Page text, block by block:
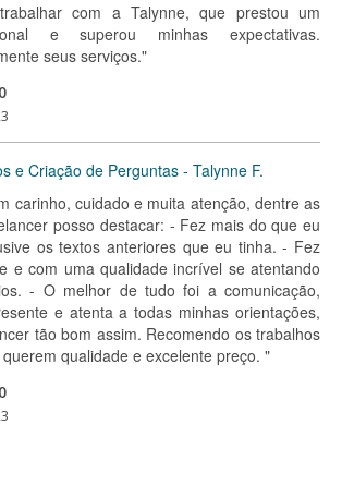
com a Talynne, que prestou um
e superou minhas expectativas.
seus serviços."
e Criação de Perguntas - Talynne F.
carinho, cuidado e muita atenção, dentre as
posso destacar: - Fez mais do que eu
os textos anteriores que eu tinha. - Fez
e com uma qualidade incrível se atentando
- O melhor de tudo foi a comunicação,
e atenta a todas minhas orientações,
tão bom assim. Recomendo os trabalhos
qualidade e excelente preço. "